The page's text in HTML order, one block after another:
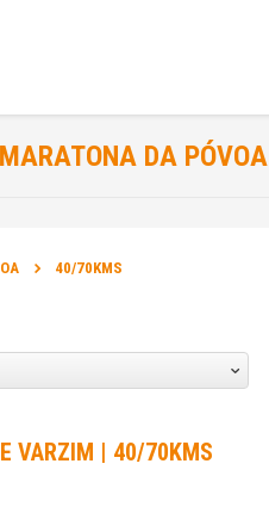
MARATONA DA PÓVOA
40/70KMS
VARZIM | 40/70KMS